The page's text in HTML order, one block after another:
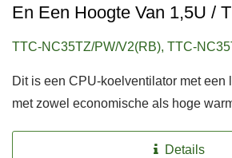
En Een Hoogte Van 1,5U /
TTC-NC35TZ/PW/V2(RB), TTC-
Dit is een CPU-koelventilator met een
met zowel economische als hoge
Details